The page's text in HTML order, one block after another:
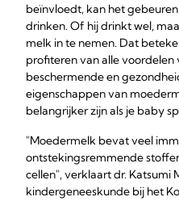
beïnvloedt, kan het
drinken. Of hij drinkt wel,
melk in te nemen. Dat
profiteren van alle voordelen
beschermende en
eigenschappen van
belangrijker zijn als je baby
"Moedermelk bevat veel
ontstekingsremmende
cellen", verklaart dr. Katsumi
kindergeneeskunde bij het